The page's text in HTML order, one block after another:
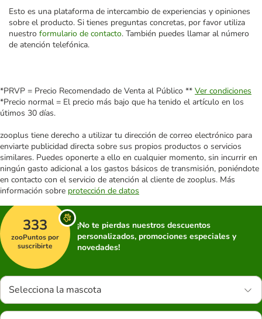
Esto es una plataforma de intercambio de experiencias y opiniones
sobre el producto. Si tienes preguntas concretas, por favor utiliza
nuestro formulario de contacto. También puedes llamar al número
de atención telefónica.
*PRVP = Precio Recomendado de Venta al Público ** Ver condiciones
*Precio normal = El precio más bajo que ha tenido el artículo en los
útimos 30 días.
zooplus tiene derecho a utilizar tu dirección de correo electrónico para
enviarte publicidad directa sobre sus propios productos o servicios
similares. Puedes oponerte a ello en cualquier momento, sin incurrir en
ningún gasto adicional a los gastos básicos de transmisión, poniéndote
en contacto con el servicio de atención al cliente de zooplus. Más
información sobre protección de datos
333
zooPuntos por
suscribirte
¡No te pierdas nuestros descuentos
personalizados, promociones especiales y
novedades!
Selecciona la mascota